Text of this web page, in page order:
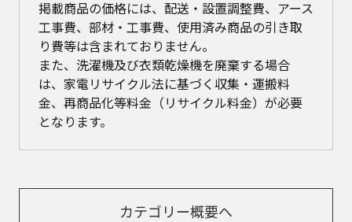
掲載商品の価格には、配送・設置調整費、アース
工事費、部材・工事費、使用済み商品の引き取
り費等は含まれておりません。
また、洗濯機及び衣類乾燥機を廃棄する場合
は、家電リサイクル法に基づく収集・運搬料
金、再商品化等料金（リサイクル料金）が必要
となります。
カテゴリー概要へ